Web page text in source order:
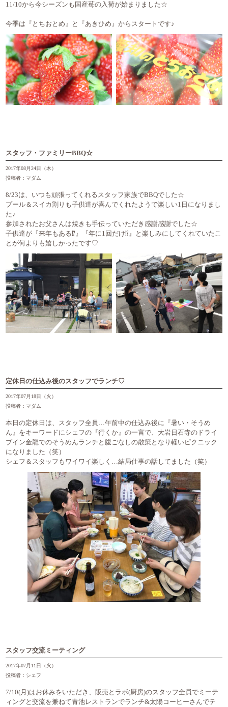
11/10から今シーズンも国産苺の入荷が始まりました☆
今季は『とちおとめ』と『あきひめ』からスタートです♪
スタッフ・ファミリーBBQ☆
2017年08月24日（木）
投稿者：マダム
8/23は、いつも頑張ってくれるスタッフ家族でBBQでした☆
プール＆スイカ割りも子供達が喜んでくれたようで楽しい1日になりまし
た♪
参加されたお父さんは焼きも手伝っていただき感謝感謝でした☆
子供達が『来年もある⁉︎』『年に1回だけ⁉︎』と楽しみにしてくれていたこ
とが何よりも嬉しかったです♡
定休日の仕込み後のスタッフでランチ♡
2017年07月18日（火）
投稿者：マダム
本日の定休日は、スタッフ全員…午前中の仕込み後に『暑い・そうめ
ん』をキーワードにシェフの『行くか』の一言で、大岩日石寺のドライ
ブイン金龍でのそうめんランチと腹ごなしの散策となり軽いピクニック
になりました（笑）
シェフ＆スタッフもワイワイ楽しく…結局仕事の話してました（笑）
スタッフ交流ミーティング
2017年07月11日（火）
投稿者：シェフ
7/10(月)はお休みをいただき、販売とラボ(厨房)のスタッフ全員でミーテ
ィングと交流を兼ねて青池レストランでランチ&太陽コーヒーさんでテ